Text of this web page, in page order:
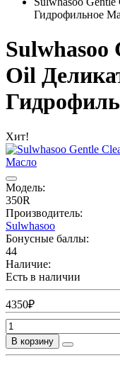
Гидрофильное
Sulwhasoo
Oil
Хит!
Модель:
350R
Производитель:
Sulwhasoo
Бонусные баллы:
44
Наличие:
Есть в наличии
4350₽
В корзину